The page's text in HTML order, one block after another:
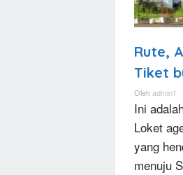
Rute,
Tiket
Olehadmin1
Ini
Loket
yang
menuju